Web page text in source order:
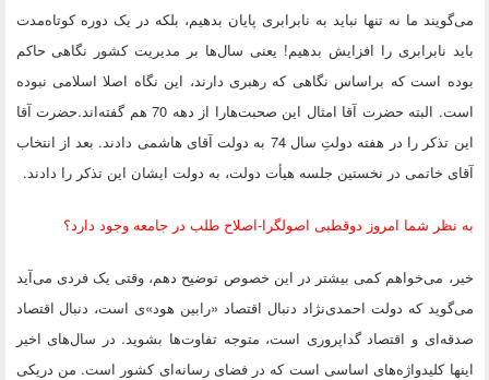
می‌گویند ما نه تنها نباید به نابرابری پایان بدهیم، بلکه در یک دوره کوتاه‌مدت
باید نابرابری را افزایش بدهیم! یعنی سال‌ها بر مدیریت کشور نگاهی حاکم
بوده است که براساس نگاهی که رهبری دارند، این نگاه اصلا اسلامی نبوده
است. البته حضرت آقا امثال این صحبت‌هارا از دهه 70 هم گفته‌اند.حضرت آقا
این تذکر را در هفته دولتِ سال 74 به دولت آقای‌ هاشمی دادند. بعد از انتخاب
آقای خاتمی در نخستین جلسه هیأت دولت، به دولت ایشان این تذکر را دادند.
به نظر شما امروز دوقطبی اصولگرا-اصلاح طلب در جامعه وجود دارد؟
خیر، می‌خواهم کمی بیشتر در این خصوص توضیح دهم، وقتی یک فردی می‌آید
می‌گوید که دولت احمدی‌نژاد دنبال اقتصاد «رابین هود»ی است، دنبال اقتصاد
صدقه‌ای و اقتصاد گداپروری است، متوجه تفاوت‌ها بشوید. در سال‌های اخیر
اینها کلیدواژه‌های اساسی است که در فضای رسانه‌ای کشور است. من دریکی